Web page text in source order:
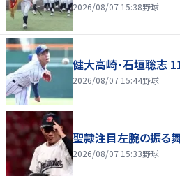
2026/08/07 15:38野球
健大高崎・石垣聡志
2026/08/07 15:44野球
聖隷注目左腕の振る舞
2026/08/07 15:33野球